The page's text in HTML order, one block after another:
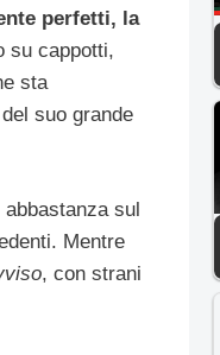
perfetti, la
su cappotti,
sta
suo grande
sul
Mentre
, con strani